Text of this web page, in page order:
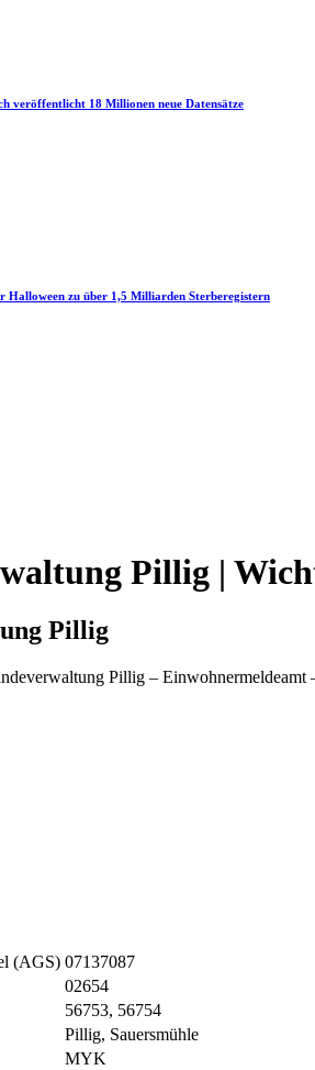
veröffentlicht 18 Millionen neue Datensätze
Halloween zu über 1,5 Milliarden Sterberegistern
Pillig |
Pillig
Pillig – Einwohnermeldeamt
(AGS) 07137087
02654
56753, 56754
Pillig, Sauersmühle
MYK